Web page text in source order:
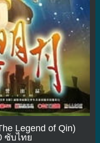
Legend of Qin)
ซับไทย